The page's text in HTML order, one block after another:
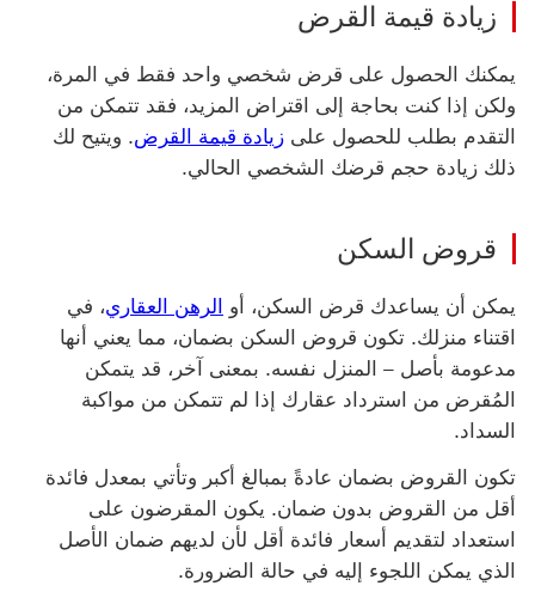
زيادة قيمة القرض
يمكنك الحصول على قرض شخصي واحد فقط في المرة،
ولكن إذا كنت بحاجة إلى اقتراض المزيد، فقد تتمكن من
التقدم بطلب للحصول على زيادة قيمة القرض. ويتيح لك
ذلك زيادة حجم قرضك الشخصي الحالي.
قروض السكن
يمكن أن يساعدك قرض السكن، أو الرهن العقاري، في
اقتناء منزلك. تكون قروض السكن بضمان‬، مما يعني أنها
مدعومة بأصل – المنزل نفسه. بمعنى آخر، قد يتمكن
المُقرض من استرداد عقارك إذا لم تتمكن من مواكبة
السداد.
تكون القروض بضمان عادةً بمبالغ أكبر وتأتي بمعدل فائدة
أقل من القروض بدون ضمان. يكون المقرضون على
استعداد لتقديم أسعار فائدة أقل لأن لديهم ضمان الأصل
الذي يمكن اللجوء إليه في حالة الضرورة.